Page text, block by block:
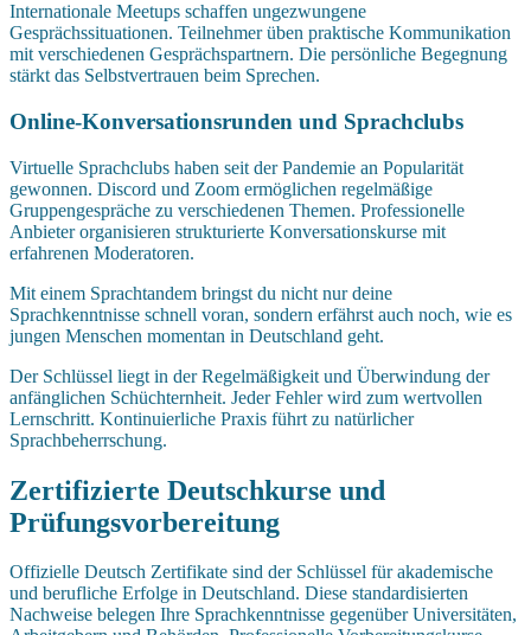
Internationale Meetups schaffen ungezwungene
Gesprächssituationen. Teilnehmer üben praktische Kommunikation
mit verschiedenen Gesprächspartnern. Die persönliche Begegnung
stärkt das Selbstvertrauen beim Sprechen.
Online-Konversationsrunden und Sprachclubs
Virtuelle Sprachclubs haben seit der Pandemie an Popularität
gewonnen. Discord und Zoom ermöglichen regelmäßige
Gruppengespräche zu verschiedenen Themen. Professionelle
Anbieter organisieren strukturierte Konversationskurse mit
erfahrenen Moderatoren.
Mit einem Sprachtandem bringst du nicht nur deine
Sprachkenntnisse schnell voran, sondern erfährst auch noch, wie es
jungen Menschen momentan in Deutschland geht.
Der Schlüssel liegt in der Regelmäßigkeit und Überwindung der
anfänglichen Schüchternheit. Jeder Fehler wird zum wertvollen
Lernschritt. Kontinuierliche Praxis führt zu natürlicher
Sprachbeherrschung.
Zertifizierte Deutschkurse und
Prüfungsvorbereitung
Offizielle Deutsch Zertifikate sind der Schlüssel für akademische
und berufliche Erfolge in Deutschland. Diese standardisierten
Nachweise belegen Ihre Sprachkenntnisse gegenüber Universitäten,